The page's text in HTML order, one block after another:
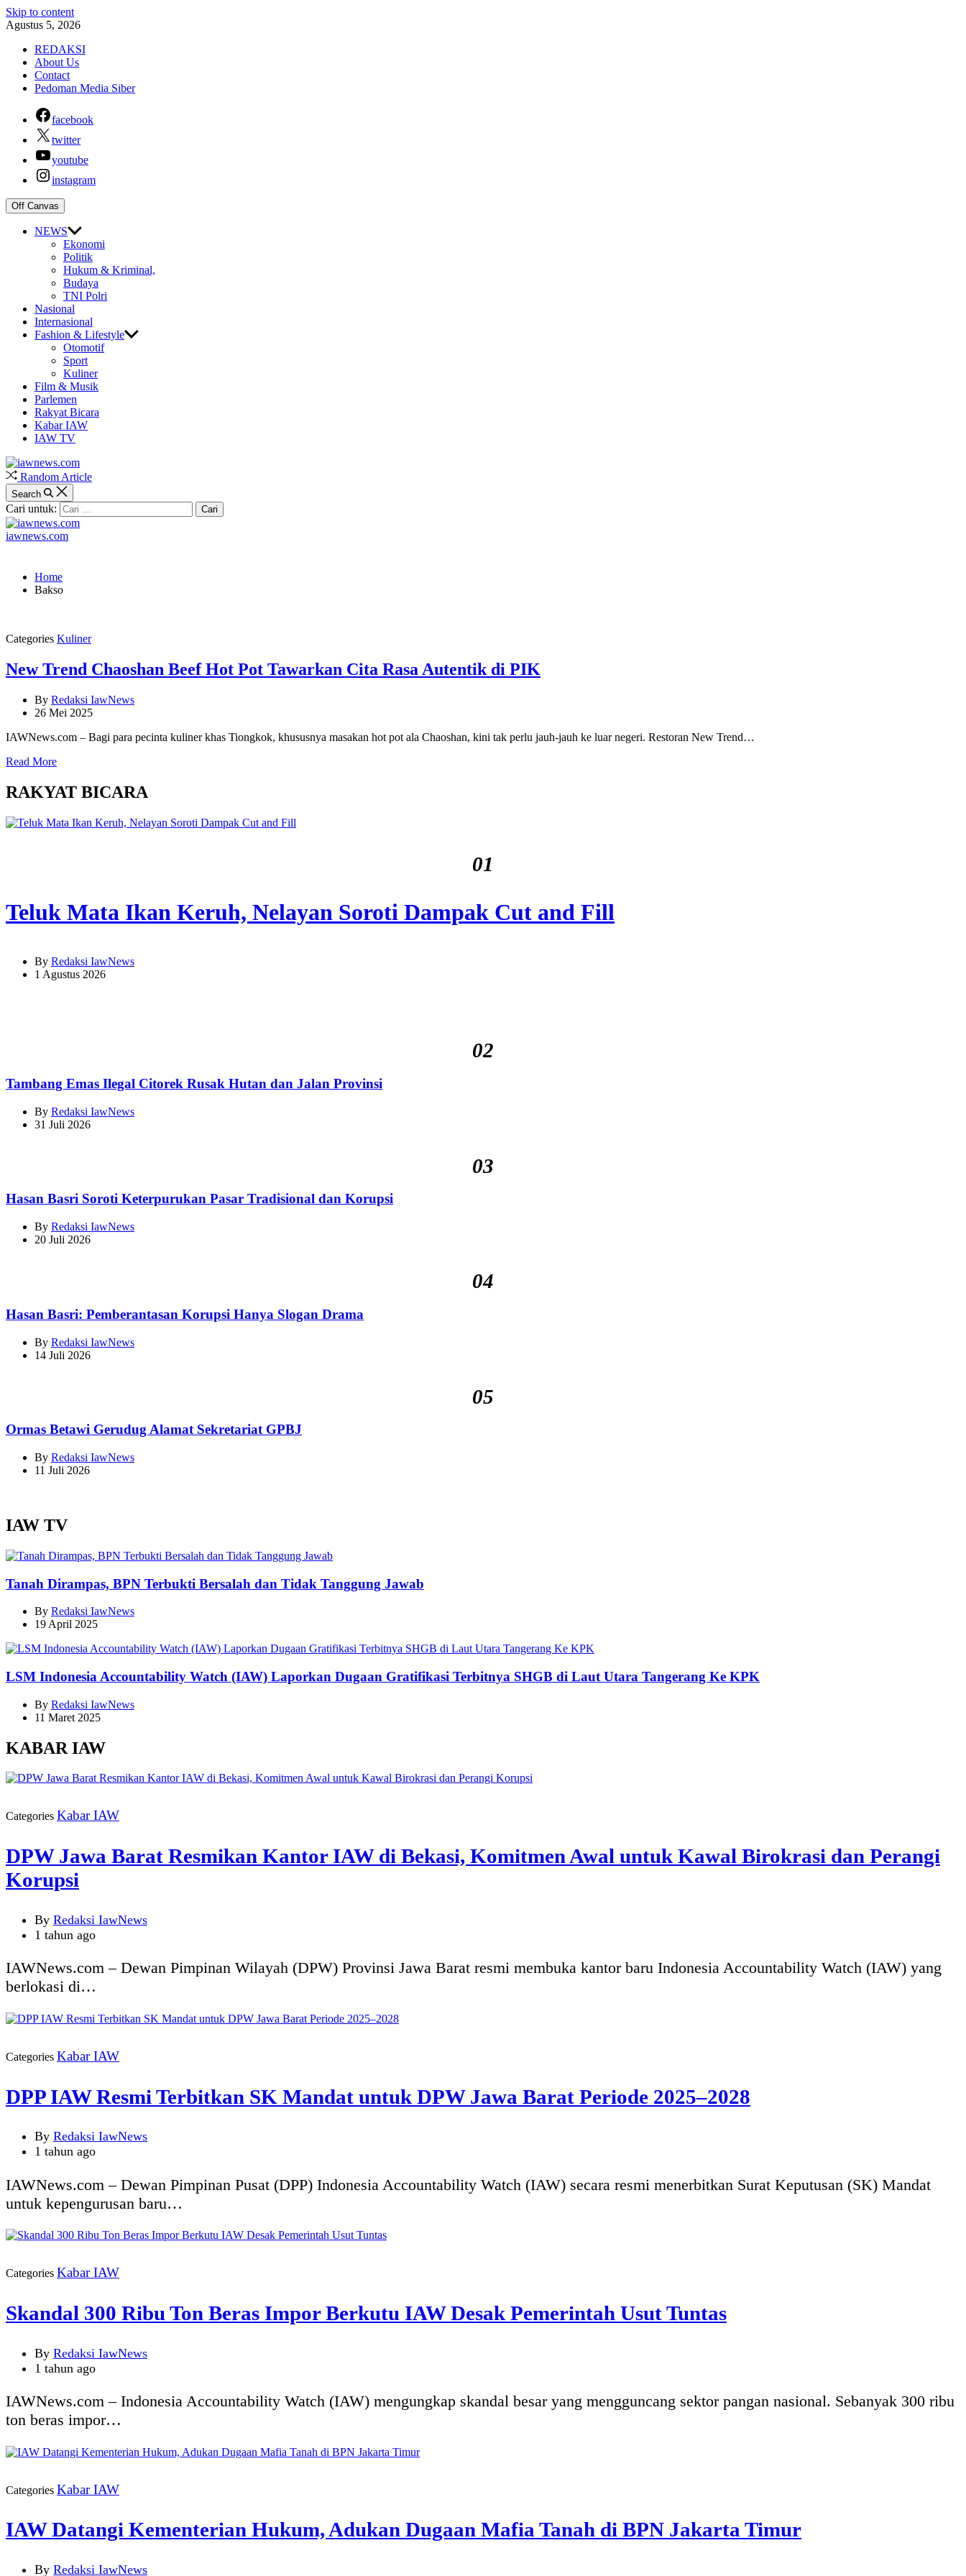
Skip to content
Agustus 5, 2026
REDAKSI
About Us
Contact
Pedoman Media Siber
facebook
twitter
youtube
instagram
Off Canvas
NEWS
Ekonomi
Politik
Hukum & Kriminal,
Budaya
TNI Polri
Nasional
Internasional
Fashion & Lifestyle
Otomotif
Sport
Kuliner
Film & Musik
Parlemen
Rakyat Bicara
Kabar IAW
IAW TV
Random Article
Search
Cari untuk:
iawnews.com
Home
Bakso
Categories Kuliner
New Trend Chaoshan Beef Hot Pot Tawarkan Cita Rasa Autentik di PIK
By Redaksi IawNews
26 Mei 2025
IAWNews.com – Bagi para pecinta kuliner khas Tiongkok, khususnya masakan hot pot ala Chaoshan, kini tak perlu jauh-jauh ke luar negeri. Restoran New Trend…
Read More
RAKYAT BICARA
01
Teluk Mata Ikan Keruh, Nelayan Soroti Dampak Cut and Fill
By Redaksi IawNews
1 Agustus 2026
02
Tambang Emas Ilegal Citorek Rusak Hutan dan Jalan Provinsi
By Redaksi IawNews
31 Juli 2026
03
Hasan Basri Soroti Keterpurukan Pasar Tradisional dan Korupsi
By Redaksi IawNews
20 Juli 2026
04
Hasan Basri: Pemberantasan Korupsi Hanya Slogan Drama
By Redaksi IawNews
14 Juli 2026
05
Ormas Betawi Gerudug Alamat Sekretariat GPBJ
By Redaksi IawNews
11 Juli 2026
IAW TV
Tanah Dirampas, BPN Terbukti Bersalah dan Tidak Tanggung Jawab
By Redaksi IawNews
19 April 2025
LSM Indonesia Accountability Watch (IAW) Laporkan Dugaan Gratifikasi Terbitnya SHGB di Laut Utara Tangerang Ke KPK
By Redaksi IawNews
11 Maret 2025
KABAR IAW
Categories Kabar IAW
DPW Jawa Barat Resmikan Kantor IAW di Bekasi, Komitmen Awal untuk Kawal Birokrasi dan Perangi
Korupsi
By Redaksi IawNews
1 tahun ago
IAWNews.com – Dewan Pimpinan Wilayah (DPW) Provinsi Jawa Barat resmi membuka kantor baru Indonesia Accountability Watch (IAW) yang
berlokasi di…
Categories Kabar IAW
DPP IAW Resmi Terbitkan SK Mandat untuk DPW Jawa Barat Periode 2025–2028
By Redaksi IawNews
1 tahun ago
IAWNews.com – Dewan Pimpinan Pusat (DPP) Indonesia Accountability Watch (IAW) secara resmi menerbitkan Surat Keputusan (SK) Mandat
untuk kepengurusan baru…
Categories Kabar IAW
Skandal 300 Ribu Ton Beras Impor Berkutu IAW Desak Pemerintah Usut Tuntas
By Redaksi IawNews
1 tahun ago
IAWNews.com – Indonesia Accountability Watch (IAW) mengungkap skandal besar yang mengguncang sektor pangan nasional. Sebanyak 300 ribu
ton beras impor…
Categories Kabar IAW
IAW Datangi Kementerian Hukum, Adukan Dugaan Mafia Tanah di BPN Jakarta Timur
By Redaksi IawNews